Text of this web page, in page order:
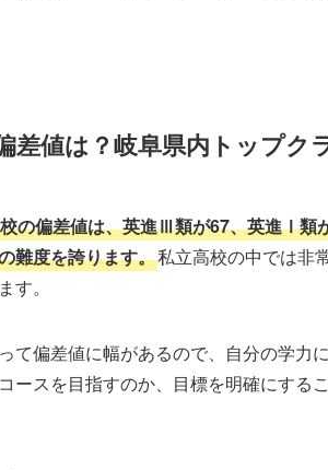
差値は？岐阜県内トップク
の偏差値は、英進Ⅲ類が67、英進Ⅰ類
難度を誇ります。私立高校の中では非
す。
て偏差値に幅があるので、自分の学力
ースを目指すのか、目標を明確にする